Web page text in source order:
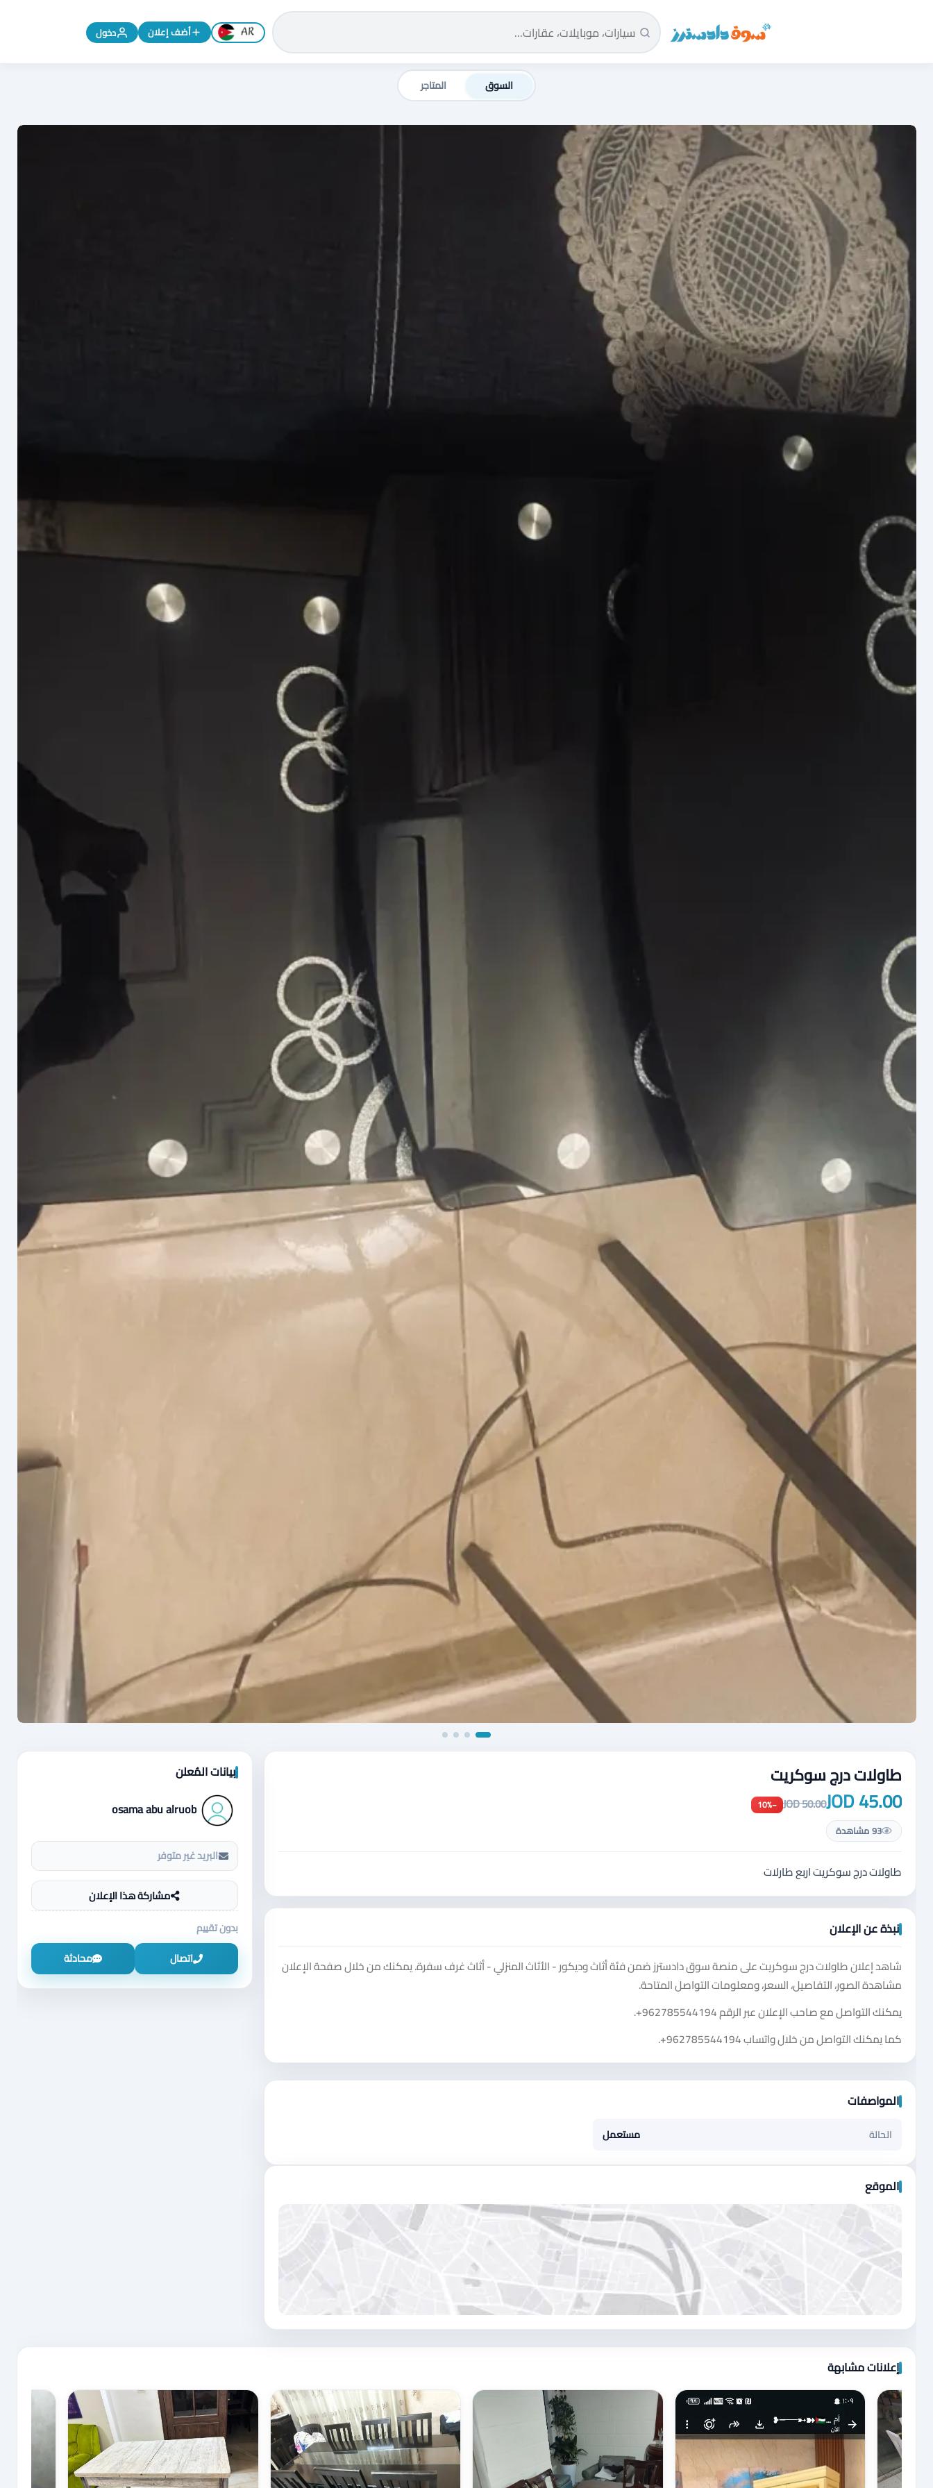
سوق دادسترز الرئيسية تغيير اللغة إلى الإنجليزية
أضف إعلان دخول
السوق المتاجر
طاولات درج سوكريت
45.00 JOD
50.00 JOD
−10%
93 مشاهدة
طاولات درج سوكريت اربع طارلات
نبذة عن الإعلان
شاهد إعلان طاولات درج سوكريت على منصة سوق دادسترز ضمن فئة أثاث وديكور - الأثاث المنزلي - أثاث غرف سفرة. يمكنك من خلال صفحة الإعلان
مشاهدة الصور، التفاصيل، السعر، ومعلومات التواصل المتاحة.
يمكنك التواصل مع صاحب الإعلان عبر الرقم+962785544194
.
كما يمكنك التواصل من خلال واتساب+962785544194
.
المواصفات
الحالة مستعمل
الموقع
اضغط لتحميل الموقع
بيانات المُعلن
osama abu alruob
البريد غير متوفر
مشاركة هذا الإعلان
بدون تقييم
اتصال
محادثة
إعلانات مشابهة